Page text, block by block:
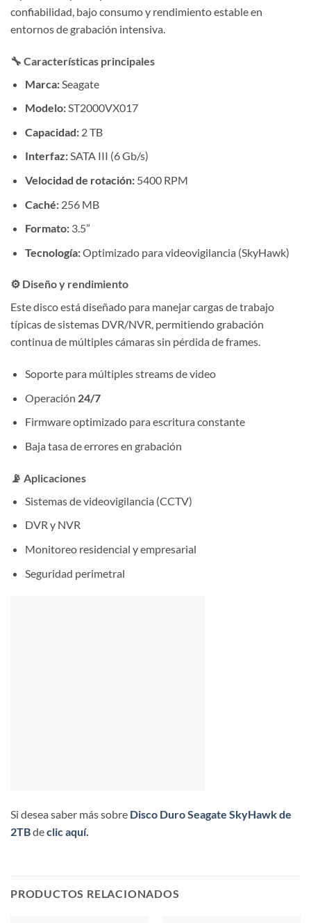
confiabilidad, bajo consumo y rendimiento estable en
entornos de grabación intensiva.
🔧 Características principales
Marca: Seagate
Modelo:ST2000VX017
Capacidad:2 TB
Interfaz:SATA III (6 Gb/s)
Velocidad de rotación:5400 RPM
Caché:256 MB
Formato:3.5”
Tecnología:Optimizado para videovigilancia (SkyHawk)
⚙️ Diseño y rendimiento
Este disco está diseñado para manejar cargas de trabajo
típicas de sistemas DVR/NVR, permitiendo grabación
continua de múltiples cámaras sin pérdida de frames.
Soporte para múltiples streams de video
Operación 24/7
Firmware optimizado para escritura constante
Baja tasa de errores en grabación
📡 Aplicaciones
Sistemas de videovigilancia (CCTV)
DVR y NVR
Monitoreo residencial y empresarial
Seguridad perimetral
Si desea saber más sobre Disco Duro Seagate SkyHawk de
2TBdeclic aquí.
PRODUCTOS RELACIONADOS